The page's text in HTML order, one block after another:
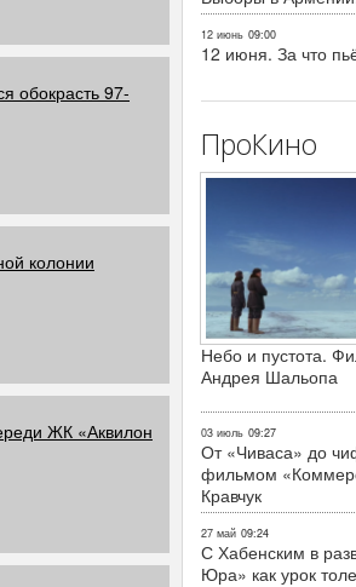
обокрасть 97-
колонии
ЖК «Аквилон
12 июнь 09:00
12 июня. За что
ПроКино
Небо и пустота.
Андрея Шальопа
03 июль 09:27
От «Чиваса» до
фильмом
Кравчук
27 май 09:24
С Хабенским в
Юра» как урок